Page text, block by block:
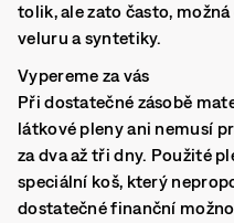
tolik, ale zato často,
veluru a syntetiky.
Vypereme za vás
Při dostatečné zásobě
látkové pleny ani nemusí
za dva až tři dny. Použité
speciální koš, který
dostatečné finanční